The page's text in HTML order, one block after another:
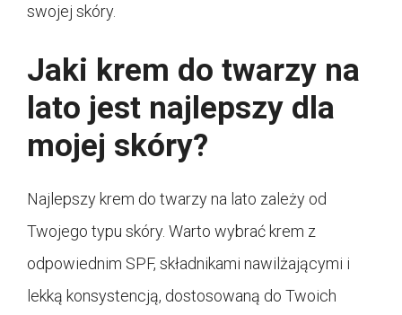
swojej skóry.
Jaki krem do twarzy na
lato jest najlepszy dla
mojej skóry?
Najlepszy krem do twarzy na lato zależy od
Twojego typu skóry. Warto wybrać krem z
odpowiednim SPF, składnikami nawilżającymi i
lekką konsystencją, dostosowaną do Twoich